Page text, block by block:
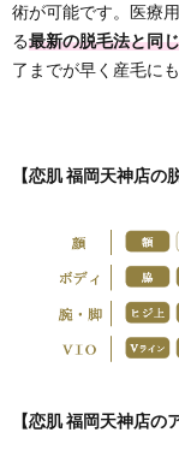
術が可能です。医療
る最新の脱毛法と同
了までが早く産毛に
【恋肌 福岡天神店の
【恋肌 福岡天神店の